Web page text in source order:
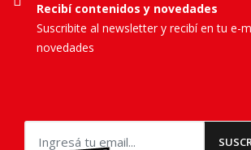
Recibí contenidos y novedades
Suscribite al newsletter y recibí en tu e-
novedades